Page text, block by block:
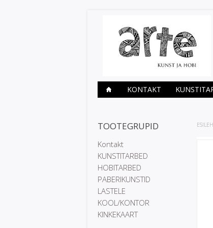
KONTAKT
TOOTEGRUPID
Kontakt
KUNSTITARBED
HOBITARBED
PABERIKUNSTID
LASTELE
KOOL/KONTOR
KINKEKAART